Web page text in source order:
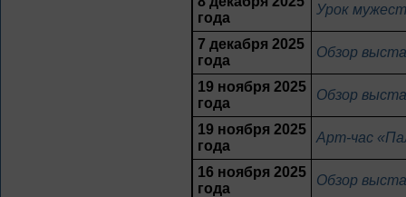
года
Урок
7 декабря 2025
года
Обзор
19 ноября 2025
года
Обзор
19 ноября 2025
года
Арт-час
16 ноября 2025
года
Обзор